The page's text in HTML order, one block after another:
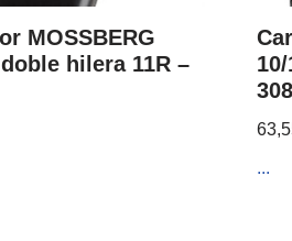
MOSSBERG
hilera 11R –
...